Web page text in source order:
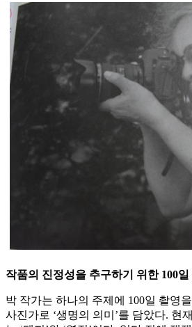
작품의 진정성을 추구하기 위한 100일
박 작가는 하나의 주제에 100일 촬영
사진가로 ‘생명의 의미’를 담았다. 현